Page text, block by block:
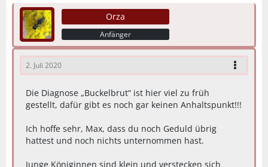
Orza
Anfänger
2. Juli 2020
Die Diagnose „Buckelbrut“ ist hier viel zu früh
gestellt, dafür gibt es noch gar keinen Anhaltspunkt!!!
Ich hoffe sehr, Max, dass du noch Geduld übrig
hattest und noch nichts unternommen hast.
Junge Königinnen sind klein und verstecken sich